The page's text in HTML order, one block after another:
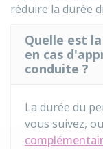
réduire la durée
Quelle est
en cas
conduite ?
La durée du
vous suivez,